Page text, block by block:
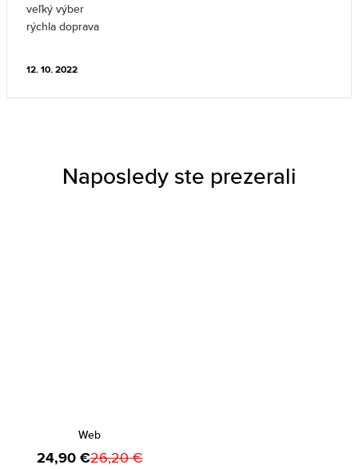
veľký výber
rýchla doprava
12. 10. 2022
Naposledy ste prezerali
Web
24,90 €26,20 €